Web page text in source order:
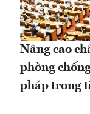
Nâng cao
phòng
pháp trong